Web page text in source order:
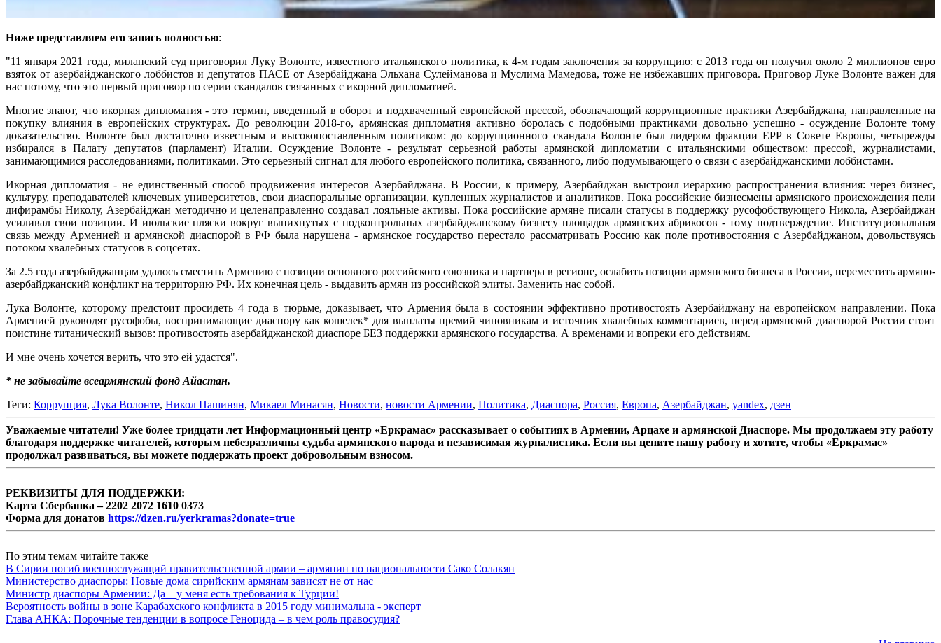
Ниже представляем его запись полностью:
"11 января 2021 года, миланский суд приговорил Луку Волонте, известного итальянского политика, к 4-м годам заключения за коррупцию: с 2013 года он получил около 2 миллионов евро
взяток от азербайджанского лоббистов и депутатов ПАСЕ от Азербайджана Эльхана Сулейманова и Муслима Мамедова, тоже не избежавших приговора. Приговор Луке Волонте важен для
нас потому, что это первый приговор по серии скандалов связанных с икорной дипломатией.
Многие знают, что икорная дипломатия - это термин, введенный в оборот и подхваченный европейской прессой, обозначающий коррупционные практики Азербайджана, направленные на
покупку влияния в европейских структурах. До революции 2018-го, армянская дипломатия активно боролась с подобными практиками довольно успешно - осуждение Волонте тому
доказательство. Волонте был достаточно известным и высокопоставленным политиком: до коррупционного скандала Волонте был лидером фракции EPP в Совете Европы, четырежды
избирался в Палату депутатов (парламент) Италии. Осуждение Волонте - результат серьезной работы армянской дипломатии с итальянскими обществом: прессой, журналистами,
занимающимися расследованиями, политиками. Это серьезный сигнал для любого европейского политика, связанного, либо подумывающего о связи с азербайджанскими лоббистами.
Икорная дипломатия - не единственный способ продвижения интересов Азербайджана. В России, к примеру, Азербайджан выстроил иерархию распространения влияния: через бизнес,
культуру, преподавателей ключевых университетов, свои диаспоральные организации, купленных журналистов и аналитиков. Пока российские бизнесмены армянского происхождения пели
дифирамбы Николу, Азербайджан методично и целенаправленно создавал лояльные активы. Пока российские армяне писали статусы в поддержку русофобствующего Никола, Азербайджан
усиливал свои позиции. И июльские пляски вокруг выпихнутых с подконтрольных азербайджанскому бизнесу площадок армянских абрикосов - тому подтверждение. Институциональная
связь между Арменией и армянской диаспорой в РФ была нарушена - армянское государство перестало рассматривать Россию как поле противостояния с Азербайджаном, довольствуясь
потоком хвалебных статусов в соцсетях.
За 2.5 года азербайджанцам удалось сместить Армению с позиции основного российского союзника и партнера в регионе, ослабить позиции армянского бизнеса в России, переместить армяно-
азербайджанский конфликт на территорию РФ. Их конечная цель - выдавить армян из российской элиты. Заменить нас собой.
Лука Волонте, которому предстоит просидеть 4 года в тюрьме, доказывает, что Армения была в состоянии эффективно противостоять Азербайджану на европейском направлении. Пока
Арменией руководят русофобы, воспринимающие диаспору как кошелек* для выплаты премий чиновникам и источник хвалебных комментариев, перед армянской диаспорой России стоит
поистине титанический вызов: противостоять азербайджанской диаспоре БЕЗ поддержки армянского государства. А временами и вопреки его действиям.
И мне очень хочется верить, что это ей удастся".
* не забывайте всеармянский фонд Айастан.
Теги: Коррупция, Лука Волонте, Никол Пашинян, Микаел Минасян, Новости, новости Армении, Политика, Диаспора, Россия, Европа, Азербайджан, yandex, дзен
Уважаемые читатели! Уже более тридцати лет Информационный центр «Еркрамас» рассказывает о событиях в Армении, Арцахе и армянской Диаспоре. Мы продолжаем эту работу
благодаря поддержке читателей, которым небезразличны судьба армянского народа и независимая журналистика. Если вы цените нашу работу и хотите, чтобы «Еркрамас»
продолжал развиваться, вы можете поддержать проект добровольным взносом.
РЕКВИЗИТЫ ДЛЯ ПОДДЕРЖКИ:
Карта Сбербанка – 2202 2072 1610 0373
Форма для донатов https://dzen.ru/yerkramas?donate=true
По этим темам читайте также
В Сирии погиб военнослужащий правительственной армии – армянин по национальности Сако Солакян
Министерство диаспоры: Новые дома сирийским армянам зависят не от нас
Министр диаспоры Армении: Да – у меня есть требования к Турции!
Вероятность войны в зоне Карабахского конфликта в 2015 году минимальна - эксперт
Глава АНКА: Порочные тенденции в вопросе Геноцида – в чем роль правосудия?